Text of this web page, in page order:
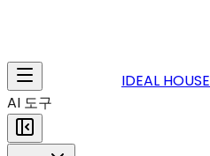
IDEAL HOUSE
AI 도구